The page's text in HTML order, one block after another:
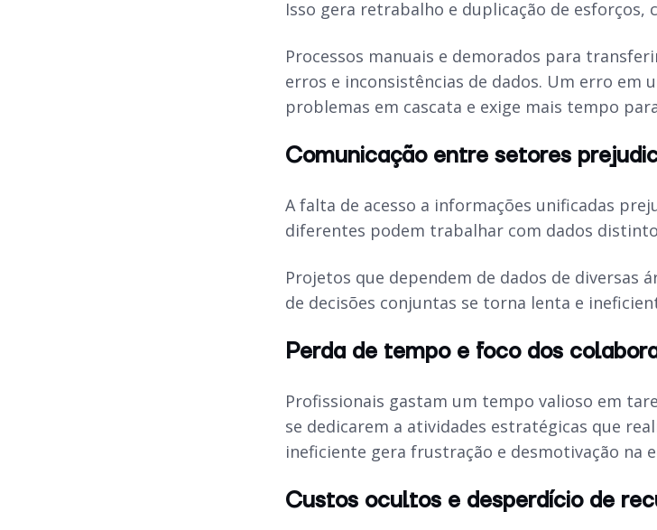
Isso gera retrabalho e duplicação de esforços,
Processos manuais e demorados para
erros e inconsistências de dados. Um erro em
problemas em cascata e exige mais tempo
Comunicação entre setores
A falta de acesso a informações unificadas
diferentes podem trabalhar com dados
Projetos que dependem de dados de diversas
de decisões conjuntas se torna lenta e
Perda de tempo e foco dos
Profissionais gastam um tempo valioso em
se dedicarem a atividades estratégicas que
ineficiente gera frustração e desmotivação na
Custos ocultos e desperdício de